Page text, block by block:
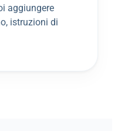
aggiungere
istruzioni di